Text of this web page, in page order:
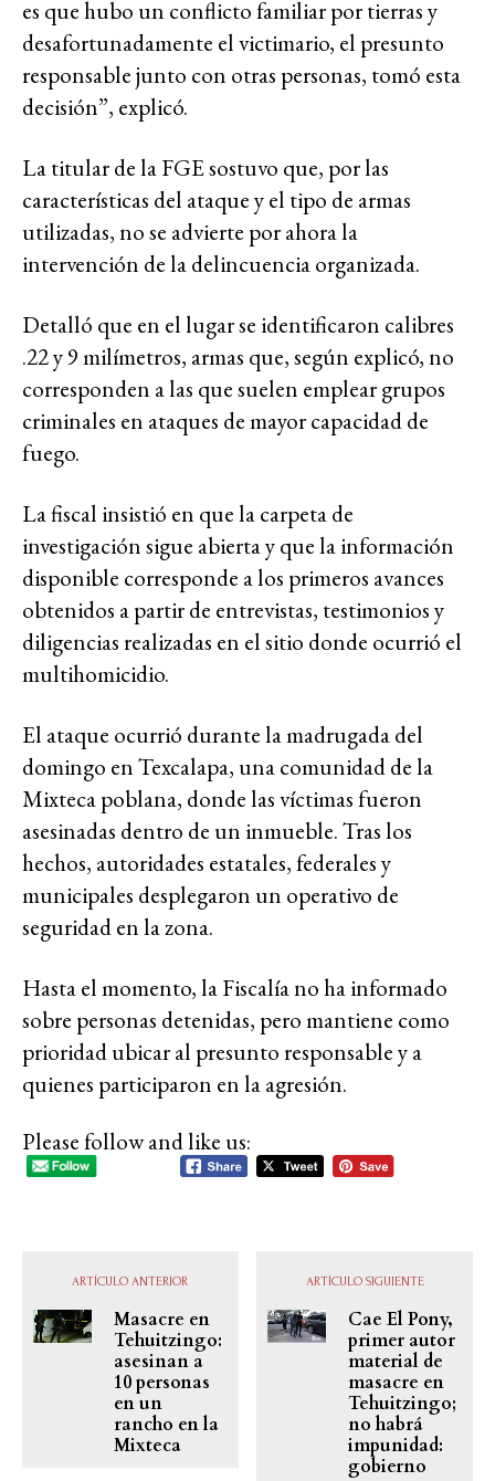
es que hubo un conflicto familiar por tierras y
desafortunadamente el victimario, el presunto
responsable junto con otras personas, tomó esta
decisión”, explicó.
La titular de la FGE sostuvo que, por las
características del ataque y el tipo de armas
utilizadas, no se advierte por ahora la
intervención de la delincuencia organizada.
Detalló que en el lugar se identificaron calibres
.22 y 9 milímetros, armas que, según explicó, no
corresponden a las que suelen emplear grupos
criminales en ataques de mayor capacidad de
fuego.
La fiscal insistió en que la carpeta de
investigación sigue abierta y que la información
disponible corresponde a los primeros avances
obtenidos a partir de entrevistas, testimonios y
diligencias realizadas en el sitio donde ocurrió el
multihomicidio.
El ataque ocurrió durante la madrugada del
domingo en Texcalapa, una comunidad de la
Mixteca poblana, donde las víctimas fueron
asesinadas dentro de un inmueble. Tras los
hechos, autoridades estatales, federales y
municipales desplegaron un operativo de
seguridad en la zona.
Hasta el momento, la Fiscalía no ha informado
sobre personas detenidas, pero mantiene como
prioridad ubicar al presunto responsable y a
quienes participaron en la agresión.
Please follow and like us:
ARTÍCULO ANTERIOR
Masacre en
Tehuitzingo:
asesinan a
10 personas
en un
rancho en la
Mixteca
ARTÍCULO SIGUIENTE
Cae El Pony,
primer autor
material de
masacre en
Tehuitzingo;
no habrá
impunidad:
gobierno